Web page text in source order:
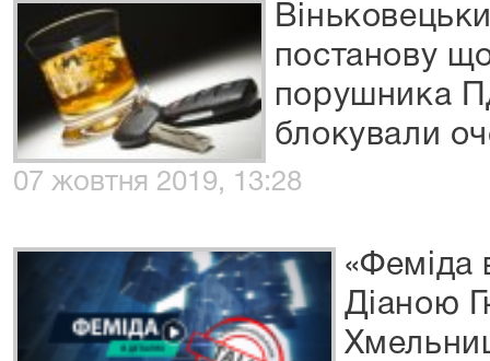
постанову
порушника
блокували
07 жовтня 2019, 13:28
«Феміда
Діаною